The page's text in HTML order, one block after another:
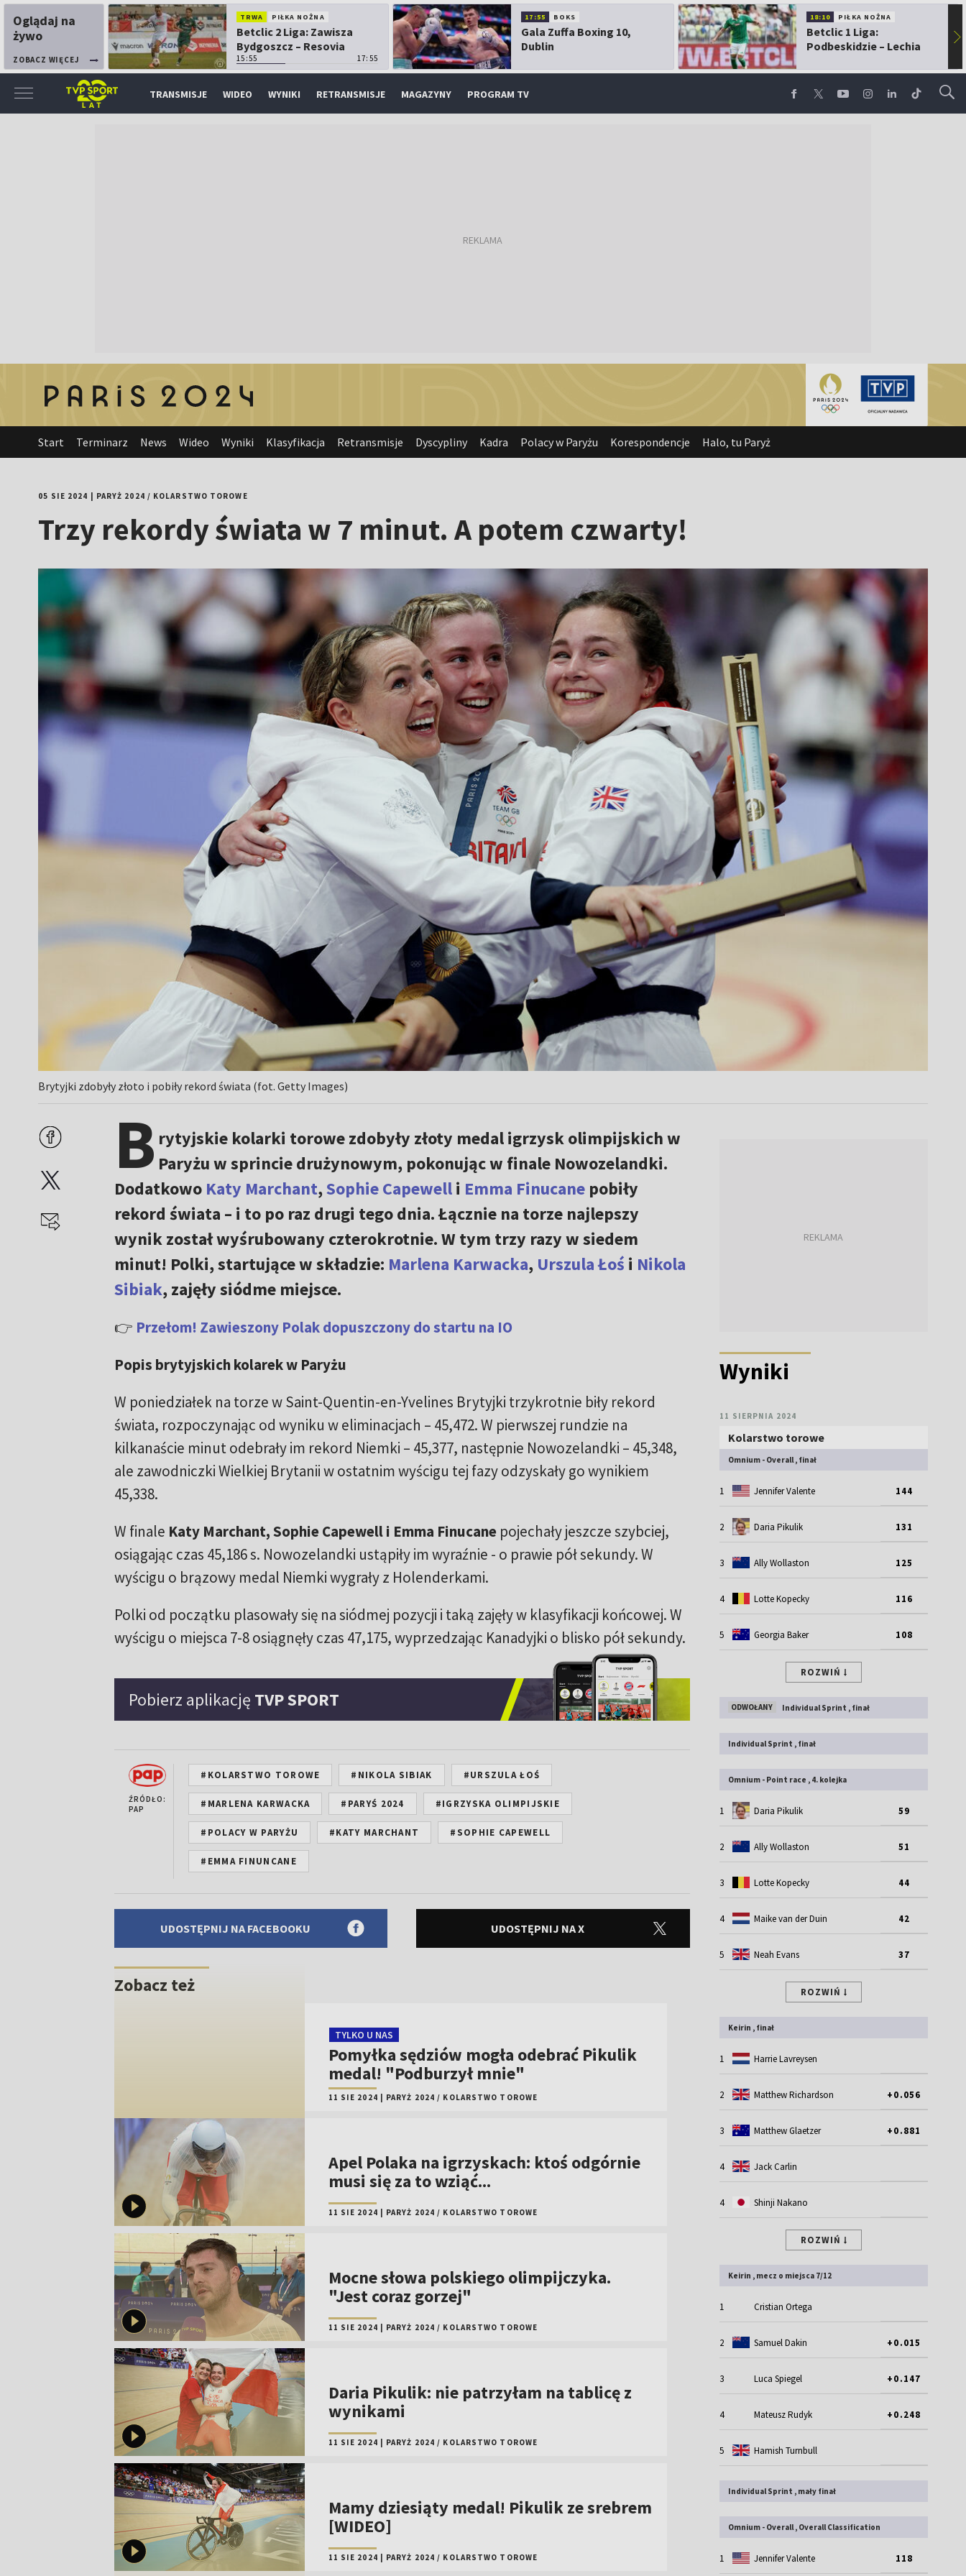
Oglądaj na
żywo
ZOBACZ WIĘCEJ
TRWA PIŁKA NOŻNA
Betclic 2 Liga: Zawisza
Bydgoszcz – Resovia
15:55 17:55
17:55 BOKS
Gala Zuffa Boxing 10,
Dublin
18:10 PIŁKA NOŻNA
Betclic 1 Liga:
Podbeskidzie – Lechia
▶
TRANSMISJE WIDEO WYNIKI RETRANSMISJE MAGAZYNY PROGRAM TV
Start Terminarz News Wideo Wyniki Klasyfikacja Retransmisje Dyscypliny Kadra Polacy w Paryżu Korespondencje Halo, tu Paryż
05 SIE 2024 PARYŻ 2024 / KOLARSTWO TOROWE
Trzy rekordy świata w 7 minut. A potem czwarty!
Brytyjki zdobyły złoto i pobiły rekord świata (fot. Getty Images)
B rytyjskie kolarki torowe zdobyły złoty medal igrzysk olimpijskich w
Paryżu w sprincie drużynowym, pokonując w finale Nowozelandki.
Dodatkowo Katy Marchant,Sophie Capewelli Emma Finucanepobiły
rekord świata – i to po raz drugi tego dnia. Łącznie na torze najlepszy
wynik został wyśrubowany czterokrotnie. W tym trzy razy w siedem
minut! Polki, startujące w składzie: Marlena Karwacka, Urszula Łoś i Nikola
Sibiak, zajęły siódme miejsce.
👉 Przełom! Zawieszony Polak dopuszczony do startu na IO
Popis brytyjskich kolarek w Paryżu
W poniedziałek na torze w Saint-Quentin-en-Yvelines Brytyjki trzykrotnie biły rekord
świata, rozpoczynając od wyniku w eliminacjach – 45,472. W pierwszej rundzie na
kilkanaście minut odebrały im rekord Niemki – 45,377, następnie Nowozelandki – 45,348,
ale zawodniczki Wielkiej Brytanii w ostatnim wyścigu tej fazy odzyskały go wynikiem
45,338.
W finale Katy Marchant, Sophie Capewell i Emma Finucanepojechały jeszcze szybciej,
osiągając czas 45,186 s. Nowozelandki ustąpiły im wyraźnie - o prawie pół sekundy. W
wyścigu o brązowy medal Niemki wygrały z Holenderkami.
Polki od początku plasowały się na siódmej pozycji i taką zajęły w klasyfikacji końcowej. W
wyścigu o miejsca 7-8 osiągnęły czas 47,175, wyprzedzając Kanadyjki o blisko pół sekundy.
Pobierz aplikację TVP SPORT
ŹRÓDŁO:
PAP
#KOLARSTWO TOROWE #NIKOLA SIBIAK #URSZULA ŁOŚ
#MARLENA KARWACKA #PARYŚ 2024 #IGRZYSKA OLIMPIJSKIE
#POLACY W PARYŻU #KATY MARCHANT #SOPHIE CAPEWELL
#EMMA FINUNCANE
UDOSTĘPNIJ NA FACEBOOKU UDOSTĘPNIJ NA X
Zobacz też
TYLKO U NAS
Pomyłka sędziów mogła odebrać Pikulik
medal! "Podburzył mnie"
11 SIE 2024 PARYŻ 2024 / KOLARSTWO TOROWE
Apel Polaka na igrzyskach: ktoś odgórnie
musi się za to wziąć...
11 SIE 2024 PARYŻ 2024 / KOLARSTWO TOROWE
Mocne słowa polskiego olimpijczyka.
"Jest coraz gorzej"
11 SIE 2024 PARYŻ 2024 / KOLARSTWO TOROWE
Daria Pikulik: nie patrzyłam na tablicę z
wynikami
11 SIE 2024 PARYŻ 2024 / KOLARSTWO TOROWE
Mamy dziesiąty medal! Pikulik ze srebrem
[WIDEO]
11 SIE 2024 PARYŻ 2024 / KOLARSTWO TOROWE
Wyniki
11 SIERPNIA 2024
Kolarstwo torowe
Omnium - Overall , finał
1 Jennifer Valente 144
2 Daria Pikulik 131
3 Ally Wollaston 125
4 Lotte Kopecky 116
5 Georgia Baker 108
ROZWIŃ
ODWOŁANY Individual Sprint , finał
Individual Sprint , finał
Omnium - Point race , 4. kolejka
1 Daria Pikulik 59
2 Ally Wollaston 51
3 Lotte Kopecky 44
4 Maike van der Duin 42
5 Neah Evans 37
ROZWIŃ
Keirin , finał
1 Harrie Lavreysen
2 Matthew Richardson +0.056
3 Matthew Glaetzer +0.881
4 Jack Carlin
4 Shinji Nakano
ROZWIŃ
Keirin , mecz o miejsca 7/12
1 Cristian Ortega
2 Samuel Dakin +0.015
3 Luca Spiegel +0.147
4 Mateusz Rudyk +0.248
5 Hamish Turnbull
Individual Sprint , mały finał
Omnium - Overall , Overall Classification
1 Jennifer Valente 118